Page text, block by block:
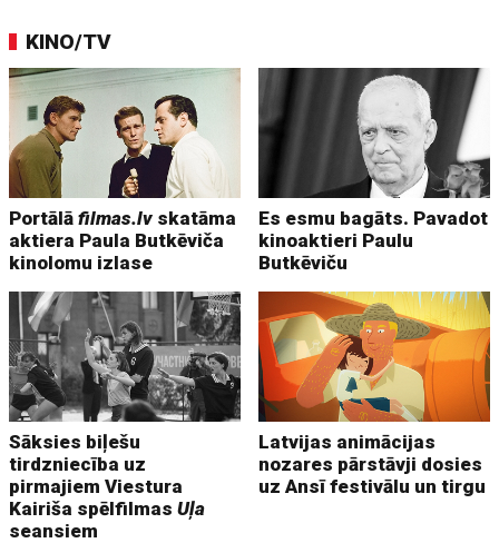
KINO/TV
Portālāfilmas.lv skatāma
aktiera Paula Butkēviča
kinolomu izlase
Es esmu bagāts. Pavadot
kinoaktieri Paulu
Butkēviču
Sāksies biļešu
tirdzniecība uz
pirmajiem Viestura
Kairiša spēlfilmasUļa
seansiem
Latvijas animācijas
nozares pārstāvji dosies
uz Ansī festivālu un tirgu